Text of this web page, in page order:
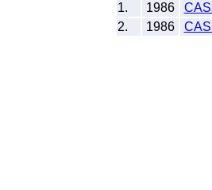
1.
1986
2.
1986